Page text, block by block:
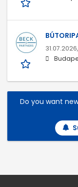
31.07.2026,
Do you want